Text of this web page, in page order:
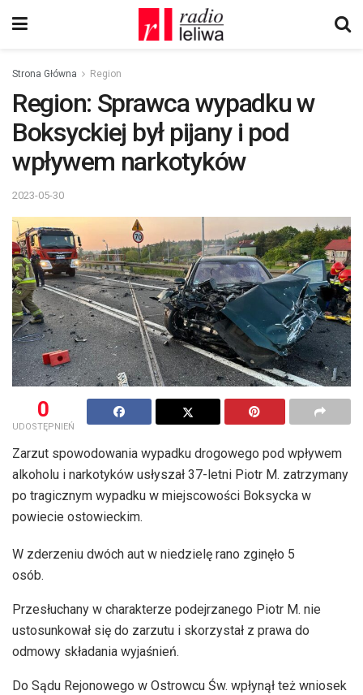
Strona Główna Region
Region: Sprawca wypadku w
Boksyckiej był pijany i pod
wpływem narkotyków
2023-05-30
0
UDOSTĘPNIEŃ
Zarzut spowodowania wypadku drogowego pod wpływem
alkoholu i narkotyków usłyszał 37-letni Piotr M. zatrzymany
po tragicznym wypadku w miejscowości Boksycka w
powiecie ostowieckim.
W zderzeniu dwóch aut w niedzielę rano zginęło 5
osób.
Przesłuchany w charakterze podejrzanego Piotr M. nie
ustosunkował się do zarzutu i skorzystał z prawa do
odmowy składania wyjaśnień.
Do Sądu Rejonowego w Ostrowcu Św. wpłynął też wniosek